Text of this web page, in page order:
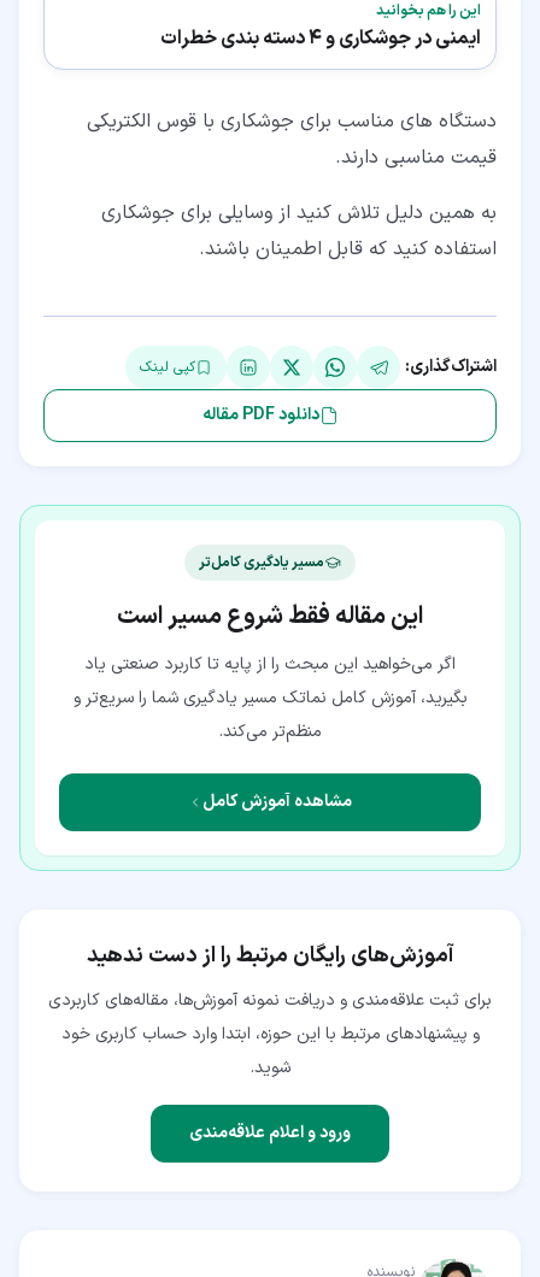
این را هم بخوانید
ایمنی در جوشکاری و 4 دسته بندی خطرات
دستگاه های مناسب برای جوشکاری با قوس الکتریکی
قیمت مناسبی دارند.
به همین دلیل تلاش کنید از وسایلی برای جوشکاری
استفاده کنید که قابل اطمینان باشند.
اشتراک‌گذاری: کپی لینک
دانلود PDF مقاله
مسیر یادگیری کامل‌تر
این مقاله فقط شروع مسیر است
اگر می‌خواهید این مبحث را از پایه تا کاربرد صنعتی یاد
بگیرید، آموزش کامل نماتک مسیر یادگیری شما را سریع‌تر و
منظم‌تر می‌کند.
مشاهده آموزش کامل
آموزش‌های رایگان مرتبط را از دست ندهید
برای ثبت علاقه‌مندی و دریافت نمونه آموزش‌ها، مقاله‌های کاربردی
و پیشنهادهای مرتبط با این حوزه، ابتدا وارد حساب کاربری خود
شوید.
ورود و اعلام علاقه‌مندی